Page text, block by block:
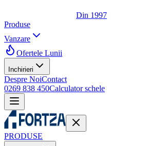
Din 1997
Produse
Vanzare
Ofertele Lunii
Inchirieri
Despre NoiContact
0269 838 450Calculator schele
PRODUSE